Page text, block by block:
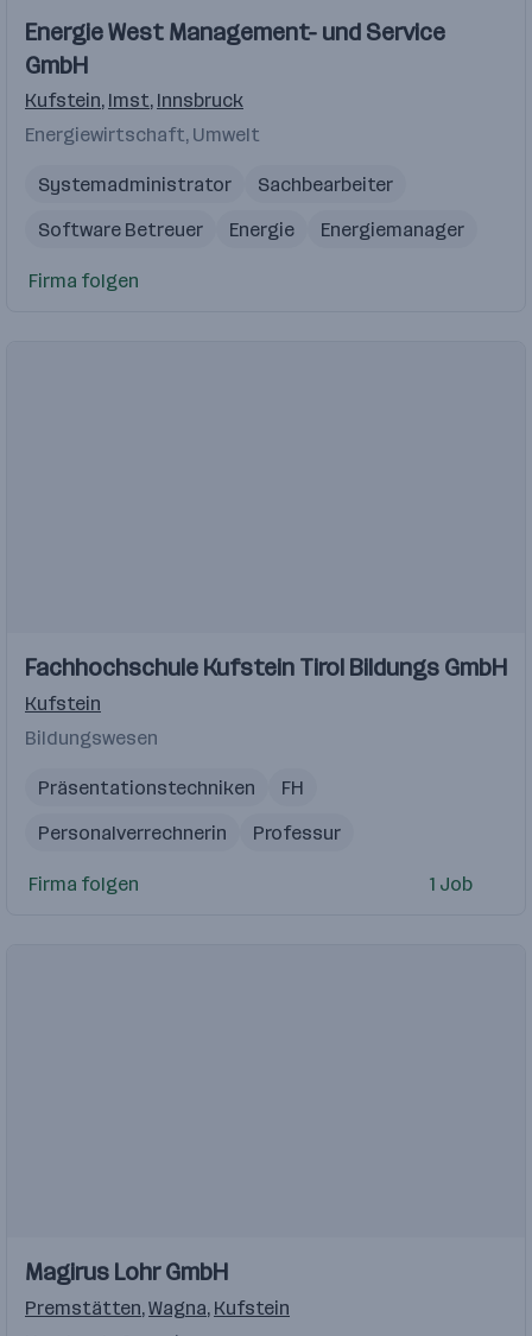
Energie West Management- und Service
GmbH
Kufstein, Imst, Innsbruck
Energiewirtschaft, Umwelt
Systemadministrator
Sachbearbeiter
Software Betreuer
Energie Energiemanager
Firma folgen
Fachhochschule Kufstein Tirol Bildungs GmbH
Kufstein
Bildungswesen
Präsentationstechniken
FH
Personalverrechnerin
Professur
Kommunikationstechniken
Firma folgen 1 Job
Magirus Lohr GmbH
Premstätten,Wagna, Kufstein